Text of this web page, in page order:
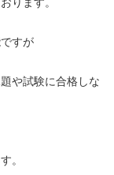
すが
や試験に合格しな
。